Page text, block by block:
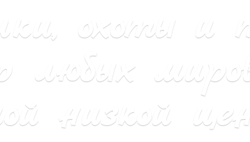
охоты и
любых
низкой